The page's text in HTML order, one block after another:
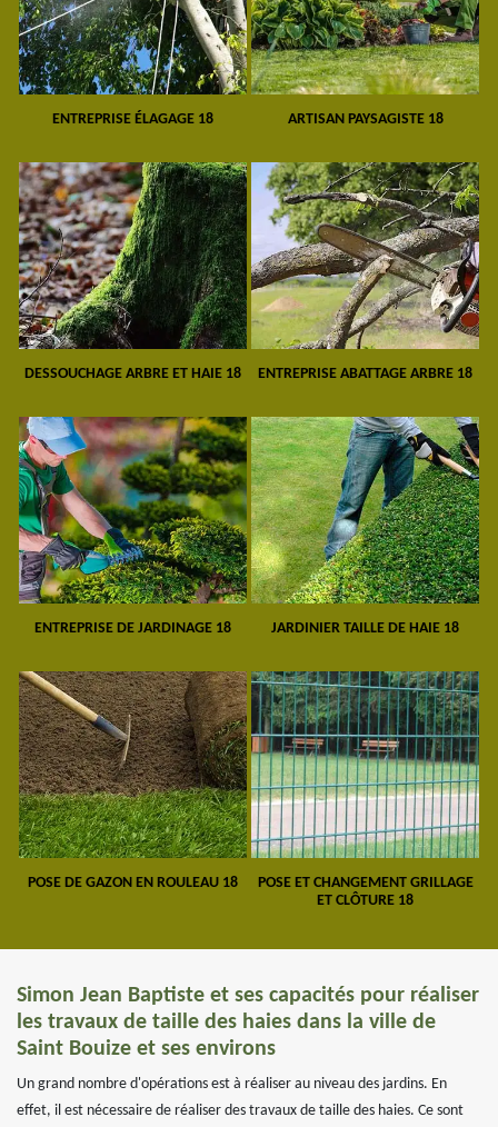
ENTREPRISE ÉLAGAGE 18 ARTISAN PAYSAGISTE 18
DESSOUCHAGE ARBRE ET HAIE 18 ENTREPRISE ABATTAGE ARBRE 18
ENTREPRISE DE JARDINAGE 18 JARDINIER TAILLE DE HAIE 18
POSE DE GAZON EN ROULEAU 18
POSE ET CHANGEMENT GRILLAGE
ET CLÔTURE 18
Simon Jean Baptiste et ses capacités pour réaliser
les travaux de taille des haies dans la ville de
Saint Bouize et ses environs
Un grand nombre d'opérations est à réaliser au niveau des jardins. En
effet, il est nécessaire de réaliser des travaux de taille des haies. Ce sont